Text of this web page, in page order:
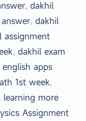
, dakhil
, dakhil
assignment
, dakhil exam
english apps
1st week,
more
Assignment